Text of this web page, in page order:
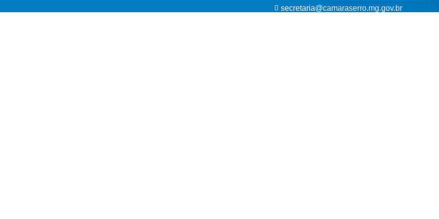
secretaria@camaraserro.mg.gov.br